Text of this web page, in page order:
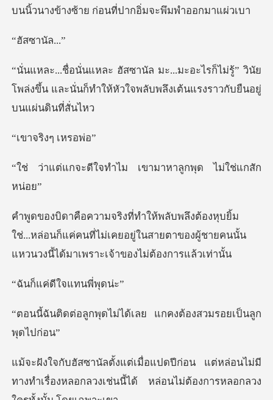
บนนิ้วนางข้างซ้าย
ซานั
ก็ไม่รู้” วินัย
โพล่งขึ้น และนั่นก็ทำให้หัวใจพ
ิงๆ เห
จทำไม เขามาหาลูกพุ
ใช่...หล่อนก็แค่คนที่ไม่เคยอยู่ในสายตาของผู้ชายคนนั
่ดีใจแทน
ดไม่ได้เลย แกคงต้องสว
แต่หล่อนไม่มี
ทางทำเรื่องหลอกลวงเช่นนี้ได้ ห